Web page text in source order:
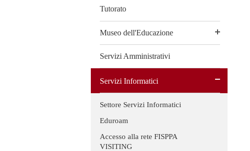
Tutorato
Museo dell'Educazione
Servizi Amministrativi
Servizi Informatici
Settore Servizi Informatici
Eduroam
Accesso alla rete FISPPA
VISITING